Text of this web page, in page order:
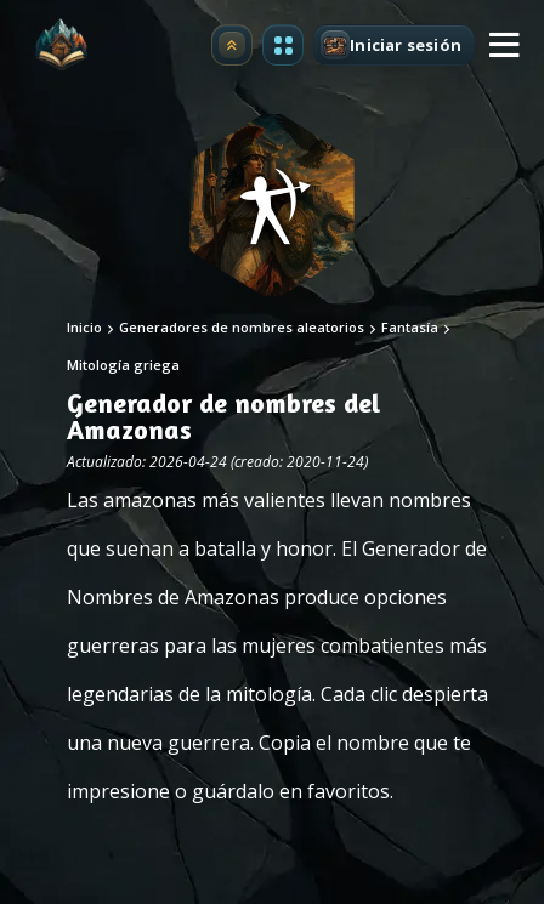
Mejorar Iniciar sesión
Inicio Generadores de nombres aleatorios Fantasía
Mitología griega
Generador de nombres del
Amazonas
Actualizado: 2026-04-24 (creado: 2020-11-24)
Las amazonas más valientes llevan nombres
que suenan a batalla y honor. El Generador de
Nombres de Amazonas produce opciones
guerreras para las mujeres combatientes más
legendarias de la mitología. Cada clic despierta
una nueva guerrera. Copia el nombre que te
impresione o guárdalo en favoritos.